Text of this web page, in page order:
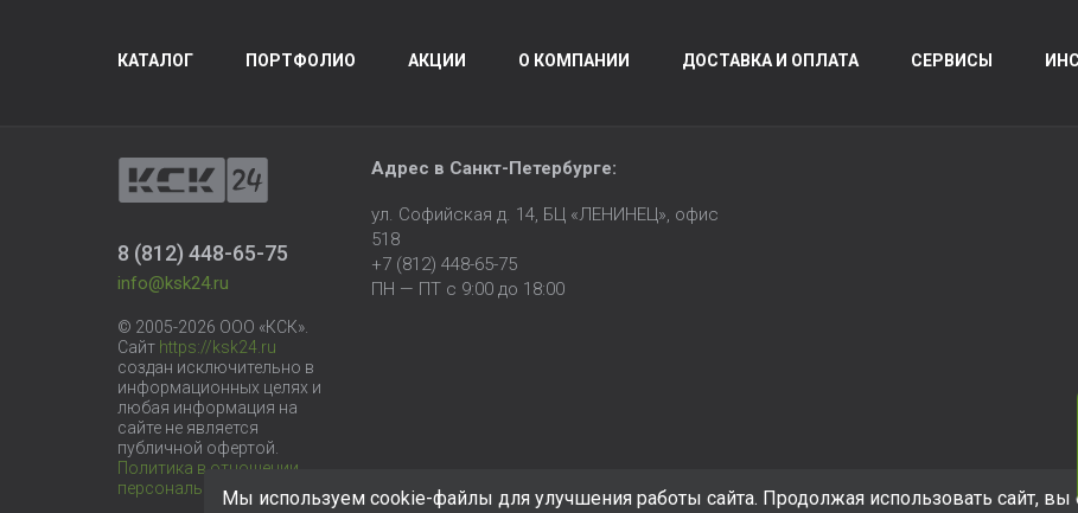
КАТАЛОГ ПОРТФОЛИО АКЦИИ О КОМПАНИИ ДОСТАВКА И ОПЛАТА СЕРВИСЫ
8 (812) 448-65-75
info@ksk24.ru
© 2005-2026 ООО «КСК».
Сайт https://ksk24.ru
создан исключительно в
информационных целях и
любая информация на
сайте не является
публичной офертой.
Политика в отношении
персональных данных
Адрес в Санкт-Петербурге:
ул. Софийская д. 14, БЦ «ЛЕНИНЕЦ», офис
518
+7 (812) 448-65-75
ПН — ПТ с 9:00 до 18:00
Мы используем cookie-файлы для улучшения работы сайта. Продолжая использовать сайт, вы